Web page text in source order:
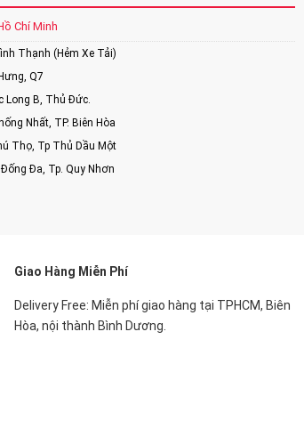
Chí Minh
Thạnh (Hẻm Xe Tải)
Q7
Long B, Thủ Đức.
Nhất, TP. Biên Hòa
Thọ, Tp Thủ Dầu Một
Đa, Tp. Quy Nhơn
Giao Hàng Miễn Phí
Delivery Free: Miễn phí giao hàng tại TPHCM, Biên
Hòa, nội thành Bình Dương.